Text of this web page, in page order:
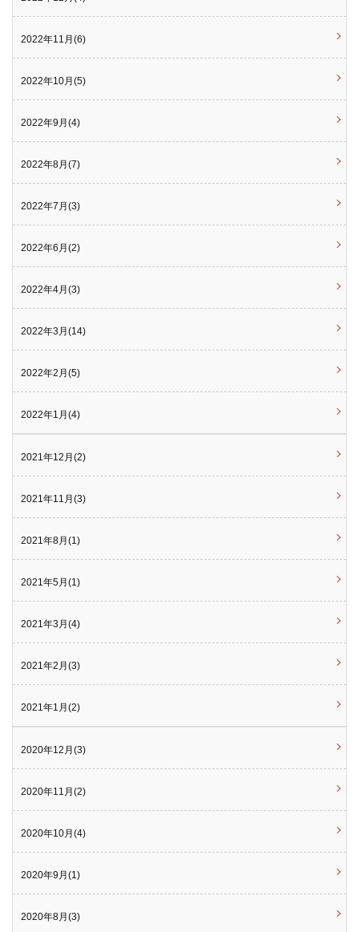
2022年11月(6)
2022年10月(5)
2022年9月(4)
2022年8月(7)
2022年7月(3)
2022年6月(2)
2022年4月(3)
2022年3月(14)
2022年2月(5)
2022年1月(4)
2021年12月(2)
2021年11月(3)
2021年8月(1)
2021年5月(1)
2021年3月(4)
2021年2月(3)
2021年1月(2)
2020年12月(3)
2020年11月(2)
2020年10月(4)
2020年9月(1)
2020年8月(3)